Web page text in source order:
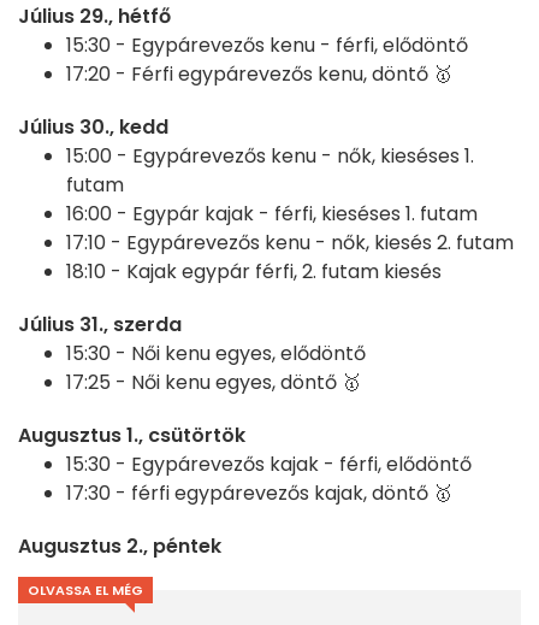
Július 29., hétfő
15:30 - Egypárevezős kenu - férfi, elődöntő
17:20 - Férfi egypárevezős kenu, döntő 🥇
Július 30., kedd
15:00 - Egypárevezős kenu - nők, kieséses 1.
futam
16:00 - Egypár kajak - férfi, kieséses 1. futam
17:10 - Egypárevezős kenu - nők, kiesés 2. futam
18:10 - Kajak egypár férfi, 2. futam kiesés
Július 31., szerda
15:30 - Női kenu egyes, elődöntő
17:25 - Női kenu egyes, döntő 🥇
Augusztus 1., csütörtök
15:30 - Egypárevezős kajak - férfi, elődöntő
17:30 - férfi egypárevezős kajak, döntő 🥇
Augusztus 2., péntek
OLVASSA EL MÉG